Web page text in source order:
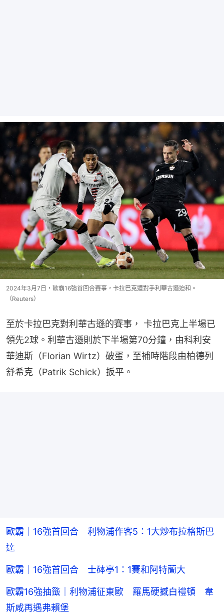
2024年3月7日，歐霸16強首回合賽事，卡拉巴克遭對手利華古遜迫和。
（Reuters）
至於卡拉巴克對利華古遜的賽事， 卡拉巴克上半場已
領先2球。利華古遜則於下半場第70分鐘，由科利安
華迪斯（Florian Wirtz）破蛋，至補時階段由柏德列
舒希克（Patrik Schick）扳平。
歐霸｜16強首回合 利物浦作客5：1大炒布拉格斯巴
達
歐霸｜16強首回合 士砵亭1：1賽和阿特蘭大
歐霸16強抽籤｜利物浦征東歐 羅馬硬撼白禮頓 韋
斯咸再遇弗賴堡